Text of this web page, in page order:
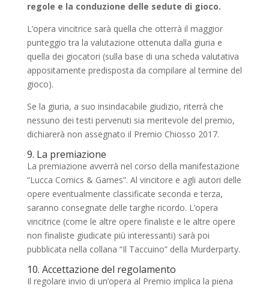
regole e la conduzione delle sedute di gioco.
L’opera vincitrice sarà quella che otterrà il maggior
punteggio tra la valutazione ottenuta dalla giuria e
quella dei giocatori (sulla base di una scheda valutativa
appositamente predisposta da compilare al termine del
gioco).
Se la giuria, a suo insindacabile giudizio, riterrà che
nessuno dei testi pervenuti sia meritevole del premio,
dichiarerà non assegnato il Premio Chiosso 2017.
9. La premiazione
La premiazione avverrà nel corso della manifestazione
“Lucca Comics & Games”. Al vincitore e agli autori delle
opere eventualmente classificate seconda e terza,
saranno consegnate delle targhe ricordo. L’opera
vincitrice (come le altre opere finaliste e le altre opere
non finaliste giudicate più interessanti) sarà poi
pubblicata nella collana “Il Taccuino” della Murderparty.
10. Accettazione del regolamento
Il regolare invio di un’opera al Premio implica la piena